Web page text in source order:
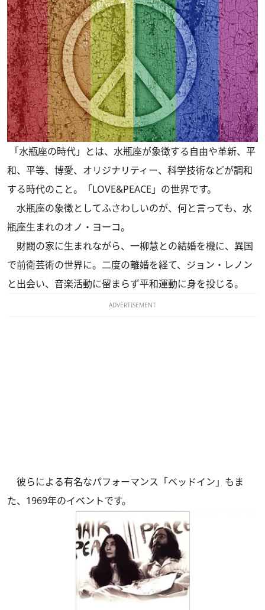
「水瓶座の時代」とは、水瓶座が象徴する自由や革新、平
和、平等、博愛、オリジナリティー、科学技術などが調和
する時代のこと。「LOVE&PEACE」の世界です。
水瓶座の象徴としてふさわしいのが、何と言っても、水
瓶座生まれのオノ・ヨーコ。
財閥の家に生まれながら、一柳慧との結婚を機に、異国
で前衛芸術の世界に。二度の離婚を経て、ジョン・レノン
と出会い、音楽活動に留まらず平和運動に身を投じる。
ADVERTISEMENT
彼らによる有名なパフォーマンス「ベッドイン」もま
た、1969年のイベントです。